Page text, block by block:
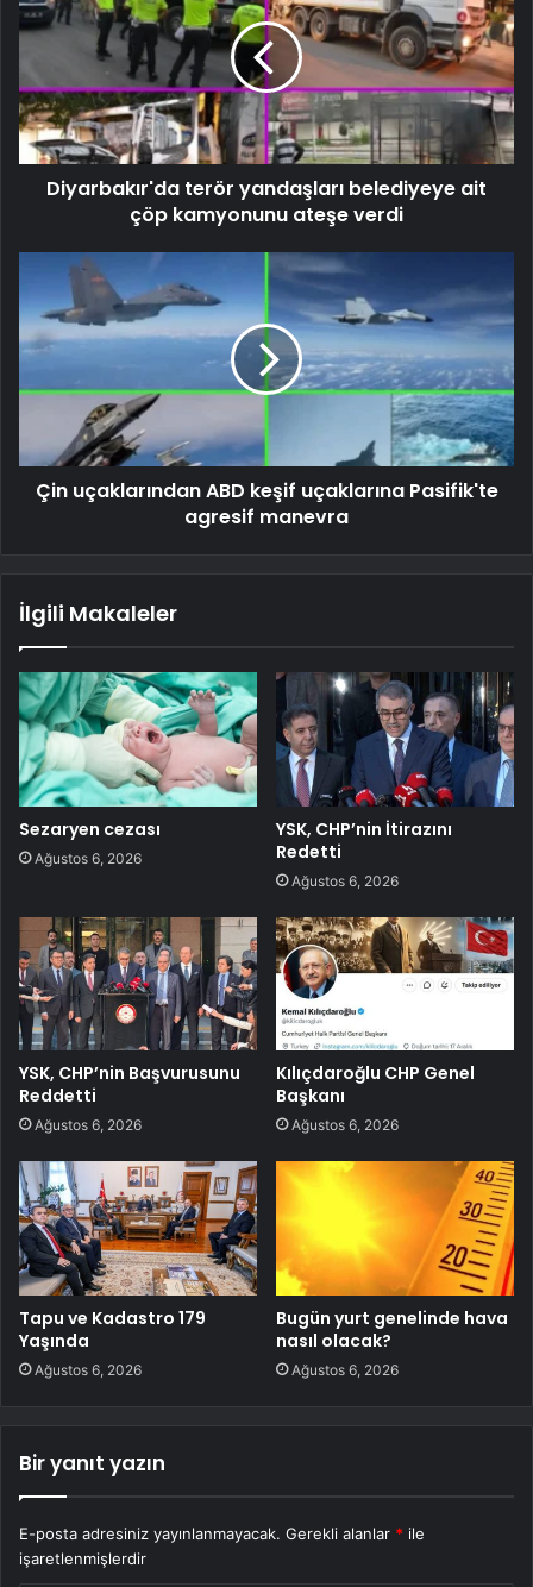
Diyarbakır'da terör yandaşları belediyeye ait
çöp kamyonunu ateşe verdi
Çin uçaklarından ABD keşif uçaklarına Pasifik'te
agresif manevra
İlgili Makaleler
Sezaryen cezası
Ağustos 6, 2026
YSK, CHP’nin İtirazını
Redetti
Ağustos 6, 2026
YSK, CHP’nin Başvurusunu
Reddetti
Ağustos 6, 2026
Kılıçdaroğlu CHP Genel
Başkanı
Ağustos 6, 2026
Tapu ve Kadastro 179
Yaşında
Ağustos 6, 2026
Bugün yurt genelinde hava
nasıl olacak?
Ağustos 6, 2026
Bir yanıt yazın
E-posta adresiniz yayınlanmayacak. Gerekli alanlar * ile
işaretlenmişlerdir